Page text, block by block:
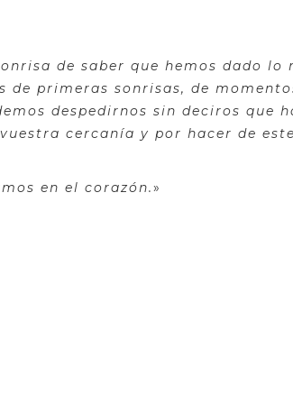
de saber que hemos dado lo
primeras sonrisas, de
despedirnos sin deciros que
cercanía y por hacer de
en el corazón.»